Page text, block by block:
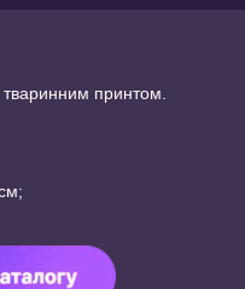
тваринним принтом.